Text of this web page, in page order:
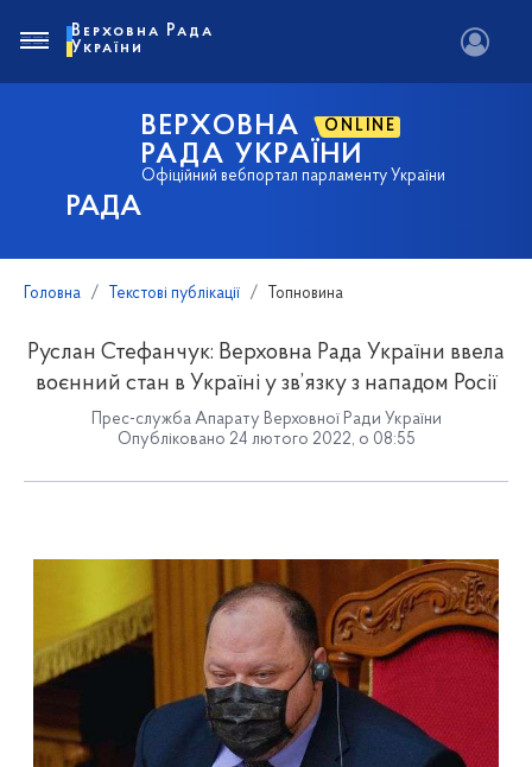
РАДА
ВЕРХОВНА ONLINE
РАДА УКРАЇНИ
Офіційний вебпортал парламенту України
Верховна Рада
України
Головна Текстові публікації Топновина
Руслан Стефанчук: Верховна Рада України ввела
воєнний стан в Україні у зв’язку з нападом Росії
Прес-служба Апарату Верховної Ради України
Опубліковано 24 лютого 2022, о 08:55